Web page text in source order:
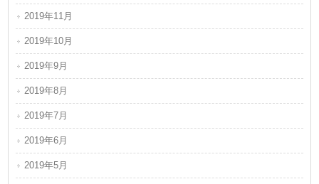
2019年11月
2019年10月
2019年9月
2019年8月
2019年7月
2019年6月
2019年5月